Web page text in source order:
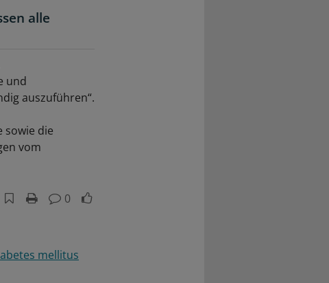
alle
und
auszuführen“.
sowie die
vom
0
mellitus